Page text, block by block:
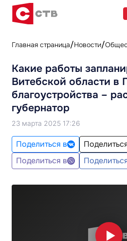
Главная страница Новости
Какие работы
Витебской области в
благоустройства –
губернатор
23 марта 2025 17:26
Поделиться в
Поделиться в